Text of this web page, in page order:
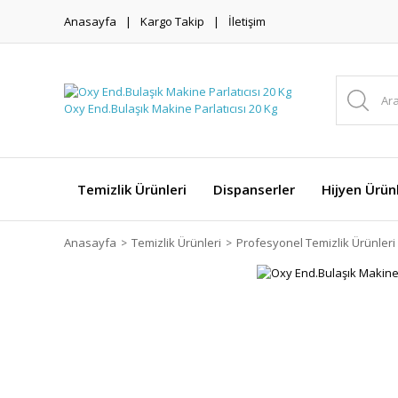
Anasayfa Kargo Takip İletişim
Temizlik Ürünleri Dispanserler Hijyen
Anasayfa Temizlik Ürünleri Profesyonel Temizlik Ürünleri